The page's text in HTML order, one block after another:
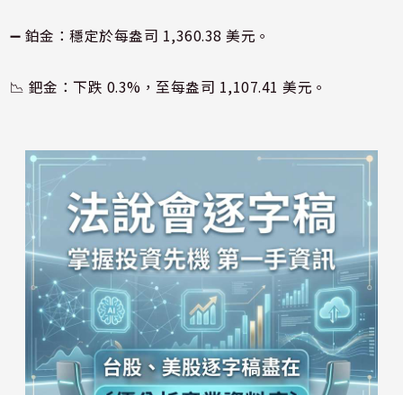
➖ 鉑金：穩定於每盎司 1,360.38 美元。
📉 鈀金：下跌 0.3%，至每盎司 1,107.41 美元。